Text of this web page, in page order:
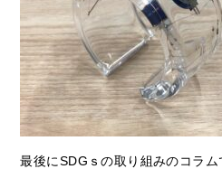
最後にSDGｓの取り組みのコラ